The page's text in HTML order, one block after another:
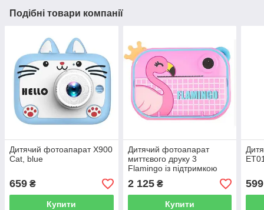
Подібні товари компанії
Дитячий фотоапарат X900
Cat, blue
659 ₴
Купити
Дитячий фотоапарат
миттєвого друку 3
Flamingo із підтримкою
2 125₴
Купити
599